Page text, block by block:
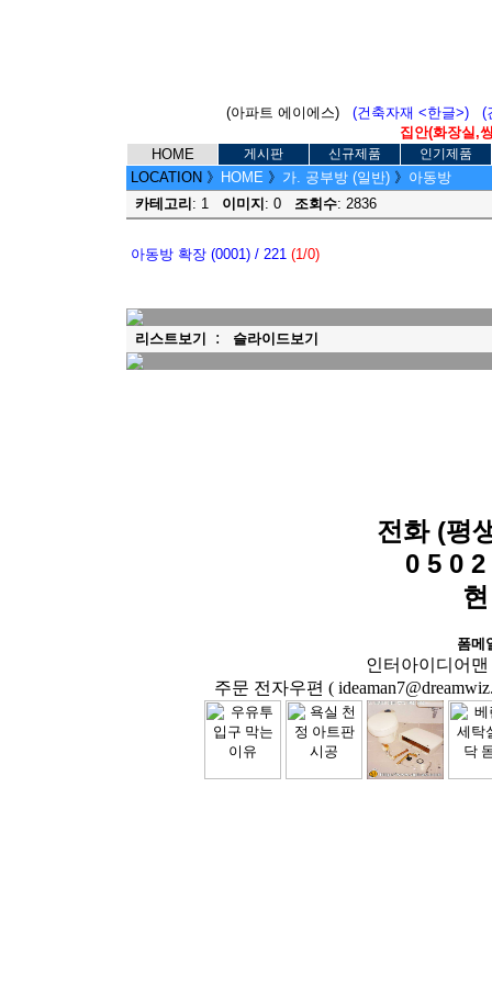
(아파트 에이에스) (건축자재 <한글>)
(
집안(화장실,
HOME
게시판 신규제품 인기제품
LOCATION 》 HOME 》 가. 공부방 (일반) 》 아동방
카테고리 : 1 이미지 : 0 조회수: 2836
아동방 확장 (0001) / 221 (1/0)
리스트보기 : 슬라이드보기
전화 (평
0 5 0
폼메
인터아이디어맨
주문 전자우편 (